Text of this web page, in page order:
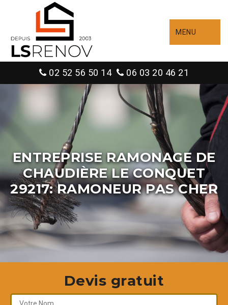
MENU
02 52 56 50 14 06 03 20 46 21
ENTREPRISE RAMONAGE DE
CHAUDIÈRE LE CONQUET
29217: RAMONEUR PAS CHER
Devis gratuit